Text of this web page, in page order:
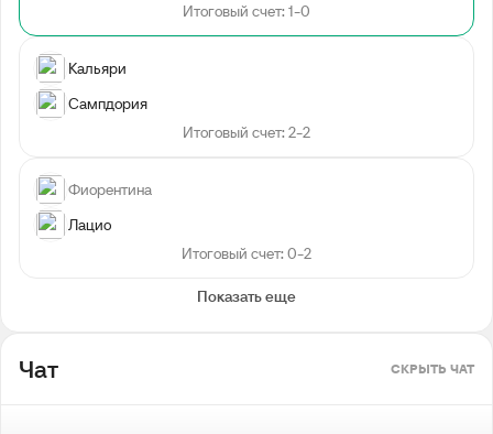
Итоговый счет: 1-0
Кальяри
Сампдория
Итоговый счет: 2-2
Фиорентина
Лацио
Итоговый счет: 0-2
Показать еще
Чат СКРЫТЬ ЧАТ